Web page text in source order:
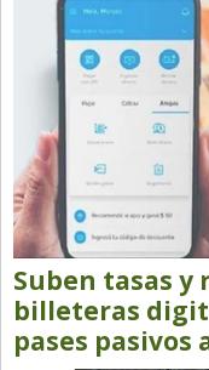
Suben tasas
billeteras
pases pasivos